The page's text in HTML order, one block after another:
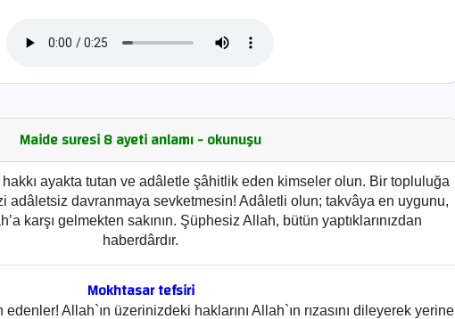
Maide suresi 8 ayeti anlamı - okunuşu
ayakta tutan ve adâletle şâhitlik eden kimseler olun. Bir topluluğa
adâletsiz davranmaya sevketmesin! Adâletli olun; takvâya en uygunu,
karşı gelmekten sakının. Şüphesiz Allah, bütün yaptıklarınızdan
haberdârdır.
Mokhtasar tefsiri
Allah`ın üzerinizdeki haklarını Allah`ın rızasını dileyerek yerine